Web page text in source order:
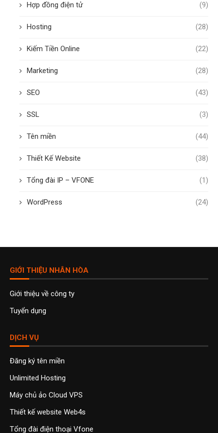
Hợp đồng điện tử (9)
Hosting (28)
Kiếm Tiền Online (22)
Marketing (28)
SEO (43)
SSL (3)
Tên miền (44)
Thiết Kế Website (38)
Tổng đài IP – VFONE (1)
WordPress (24)
GIỚI THIỆU NHÂN HÒA
Giới thiệu về công ty
Tuyển dụng
DỊCH VỤ
Đăng ký tên miền
Unlimited Hosting
Máy chủ ảo Cloud VPS
Thiết kế website Web4s
Tổng đài điện thoại Vfone